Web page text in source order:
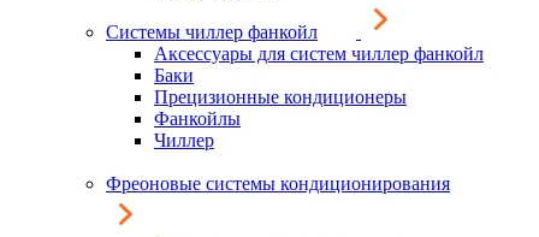
Системы чиллер фанкойл
Аксессуары для систем чиллер фанкойл
Баки
Прецизионные кондиционеры
Фанкойлы
Чиллер
Фреоновые системы кондиционирования